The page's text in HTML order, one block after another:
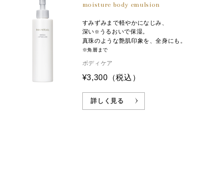
moisture body emulsion
すみずみまで軽やかになじみ、
深い※ うるおいで保湿。
真珠のような艶肌印象を、全身にも。
※角層まで
ボディケア
¥3,300 （税込）
詳しく見る